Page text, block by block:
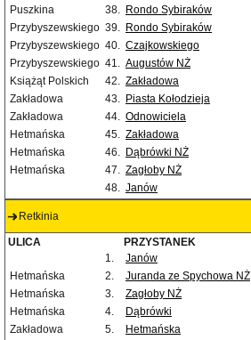
Puszkina
38. Rondo Sybiraków
Przybyszewskiego 39. Rondo Sybiraków
Przybyszewskiego 40. Czajkowskiego
Przybyszewskiego 41. Augustów NŻ
Książąt Polskich
42. Zakładowa
Zakładowa
43. Piasta Kołodzieja
Zakładowa
44. Odnowiciela
Hetmańska
45. Zakładowa
Hetmańska
46. Dąbrówki NŻ
Hetmańska
47. Zagłoby NŻ
48. Janów
Retkinia
ULICA PRZYSTANEK
1.
Janów
Hetmańska
2. Juranda ze Spychowa NŻ
Hetmańska
3. Zagłoby NŻ
Hetmańska
4. Dąbrówki
Zakładowa
5. Hetmańska